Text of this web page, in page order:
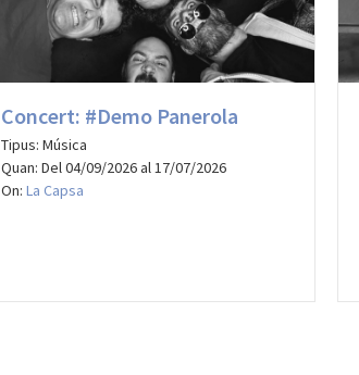
Concert: #Demo Panerola
Tipus: Música
Quan: Del 04/09/2026 al 17/07/2026
On: La Capsa